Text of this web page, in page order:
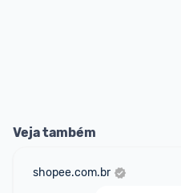
Veja também
shopee.com.br